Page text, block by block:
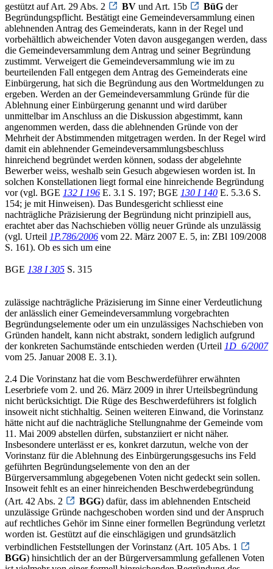
gestützt auf Art. 29 Abs. 2
BV und Art. 15b BüG der
Begründungspflicht. Bestätigt eine Gemeindeversammlung einen
ablehnenden Antrag des Gemeinderats, kann in der Regel und
vorbehältlich abweichender Voten davon ausgegangen werden, dass
die Gemeindeversammlung dem Antrag und seiner Begründung
zustimmt. Verweigert die Gemeindeversammlung wie im zu
beurteilenden Fall entgegen dem Antrag des Gemeinderats eine
Einbürgerung, hat sich die Begründung aus den Wortmeldungen zu
ergeben. Werden an der Gemeindeversammlung Gründe für die
Ablehnung einer Einbürgerung genannt und wird darüber
unmittelbar im Anschluss an die Diskussion abgestimmt, kann
angenommen werden, dass die ablehnenden Gründe von der
Mehrheit der Abstimmenden mitgetragen werden. In der Regel wird
damit ein ablehnender Gemeindeversammlungsbeschluss
hinreichend begründet werden können, sodass der abgelehnte
Bewerber weiss, weshalb sein Gesuch abgewiesen worden ist. In
solchen Konstellationen liegt formal eine hinreichende Begründung
vor (vgl. BGE 132 I 196 E. 3.1 S. 197; BGE 130 I 140 E. 5.3.6 S.
154; je mit Hinweisen). Das Bundesgericht schliesst eine
nachträgliche Präzisierung der Begründung nicht prinzipiell aus,
erachtet aber das Nachschieben völlig neuer Gründe als unzulässig
(vgl. Urteil 1P.786/2006 vom 22. März 2007 E. 5, in: ZBl 109/2008
S. 161). Ob es sich um eine
BGE 138 I 305 S. 315
zulässige nachträgliche Präzisierung im Sinne einer Verdeutlichung
der anlässlich einer Gemeindeversammlung vorgebrachten
Begründungselemente oder um ein unzulässiges Nachschieben von
Gründen handelt, kann nicht abstrakt, sondern lediglich aufgrund
der konkreten Sachumstände entschieden werden (Urteil 1D_6/2007
vom 25. Januar 2008 E. 3.1).
2.4 Die Vorinstanz hat die vom Beschwerdeführer erwähnten
Leserbriefe vom 2. und 26. März 2009 in ihrer Urteilsbegründung
nicht berücksichtigt. Die Rüge des Beschwerdeführers ist folglich
insoweit nicht stichhaltig. Seinen weiteren Einwand, die Vorinstanz
hätte nicht auf die nachträgliche Stellungnahme der Gemeinde vom
11. Mai 2009 abstellen dürfen, substanziiert er nicht näher.
Insbesondere unterlässt er es, konkret darzutun, welche von der
Vorinstanz für die Ablehnung des Einbürgerungsgesuchs ins Feld
geführten Begründungselemente von den an der
Bürgerversammlung abgegebenen Voten nicht gedeckt sein sollen.
Insoweit fehlt es an einer hinreichenden Beschwerdebegründung
(Art. 42 Abs. 2
BGG) dafür, dass im ablehnenden Entscheid
unzulässige Gründe nachgeschoben worden sind und der Anspruch
auf rechtliches Gehör im Sinne einer formellen Begründung verletzt
worden ist. Gestützt auf die einschlägigen und grundsätzlich
verbindlichen Feststellungen der Vorinstanz (Art. 105 Abs. 1
BGG) hinsichtlich der an der Bürgerversammlung gefallenen Voten